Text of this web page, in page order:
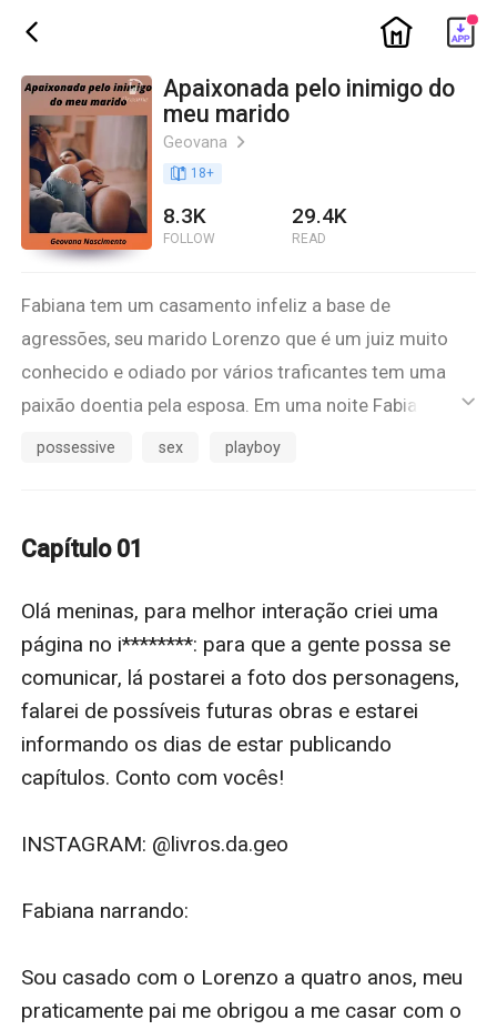
ic_back ic_home
Apaixonada pelo inimigo do
meu marido
Geovana ic_arrow_right
book_age 18+
8.3K
FOLLOW
29.4K
READ
Fabiana tem um casamento infeliz a base de
agressões, seu marido Lorenzo que é um juiz muito
conhecido e odiado por vários traficantes tem uma
paixão doentia pela esposa. Em uma noite Fabiana
conhece um homem que mexe com seus
marido.
ic_default
possessive sex playboy
Capítulo 01
Olá meninas, para melhor interação criei uma
página no i********: para que a gente possa se
comunicar, lá postarei a foto dos personagens,
falarei de possíveis futuras obras e estarei
informando os dias de estar publicando
capítulos. Conto com vocês!
INSTAGRAM: @livros.da.geo
Fabiana narrando:
Sou casado com o Lorenzo a quatro anos, meu
praticamente pai me obrigou a me casar com o